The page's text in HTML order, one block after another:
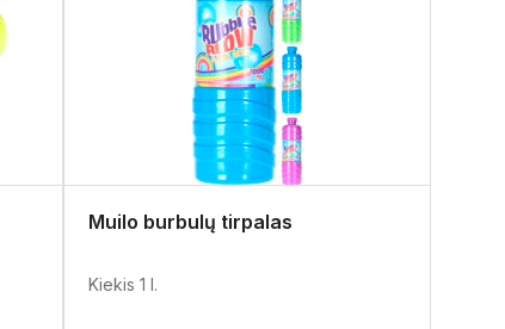
Muilo burbulų tirpalas
Kiekis 1 l.